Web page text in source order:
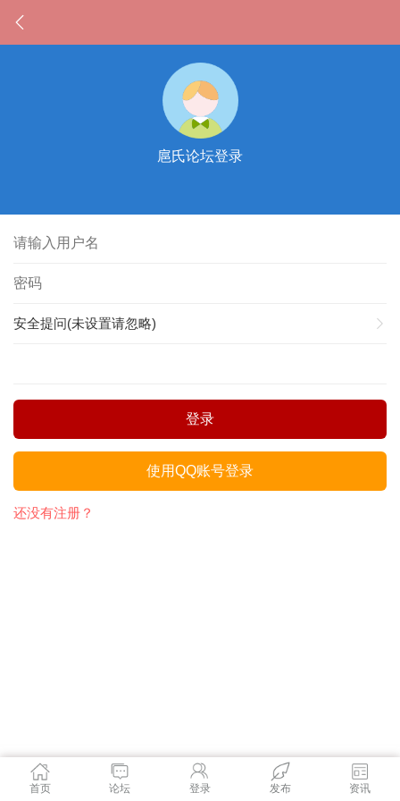
扈氏论坛登录
安全提问(未设置请忽略)
登录
使用QQ账号登录
还没有注册？
首页 论坛 登录 发布 资讯